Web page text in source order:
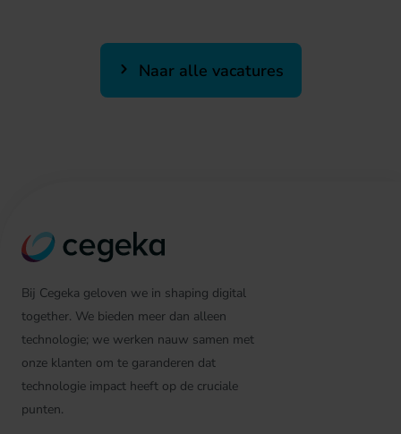
Naar alle vacatures
Bij Cegeka geloven we in shaping digital
together. We bieden meer dan alleen
technologie; we werken nauw samen met
onze klanten om te garanderen dat
technologie impact heeft op de cruciale
punten.